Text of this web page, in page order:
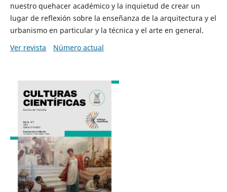
nuestro quehacer académico y la inquietud de crear un
lugar de reflexión sobre la enseñanza de la arquitectura y el
urbanismo en particular y la técnica y el arte en general.
Ver revista
Número actual